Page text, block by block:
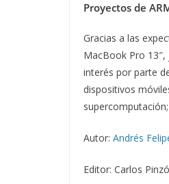
Proyectos de
Gracias a las
MacBook Pro
interés por parte
dispositivos
Autor: Andrés
Editor: Carlos